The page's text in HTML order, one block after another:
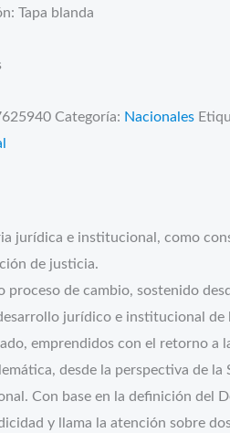
Tapa blanda
Categoría: Nacionales
jurídica e institucional, como
de justicia.
de cambio, sostenido
jurídico e institucional de
emprendidos con el retorno a
desde la perspectiva de la
Con base en la definición del
y llama la atención sobre